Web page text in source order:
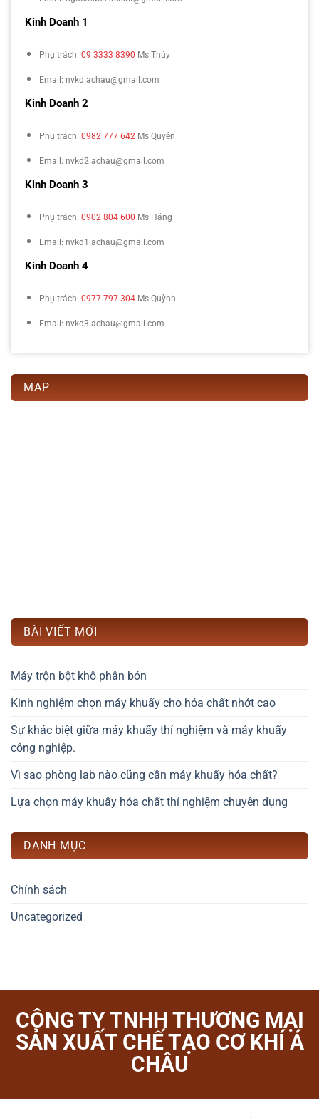
Kinh Doanh 1
Phụ trách: 09 3333 8390 Ms Thúy
Email: nvkd.achau@gmail.com
Kinh Doanh 2
Phụ trách: 0982 777 642 Ms Quyên
Email: nvkd2.achau@gmail.com
Kinh Doanh 3
Phụ trách: 0902 804 600 Ms Hằng
Email: nvkd1.achau@gmail.com
Kinh Doanh 4
Phụ trách: 0977 797 304 Ms Quỳnh
Email: nvkd3.achau@gmail.com
MAP
BÀI VIẾT MỚI
Máy trộn bột khô phân bón
Kinh nghiệm chọn máy khuấy cho hóa chất nhớt cao
Sự khác biệt giữa máy khuấy thí nghiệm và máy khuấy
công nghiệp.
Vì sao phòng lab nào cũng cần máy khuấy hóa chất?
Lựa chọn máy khuấy hóa chất thí nghiệm chuyên dụng
DANH MỤC
Chính sách
Uncategorized
CÔNG TY TNHH THƯƠNG MẠI
SẢN XUẤT CHẾ TẠO CƠ KHÍ Á
CHÂU